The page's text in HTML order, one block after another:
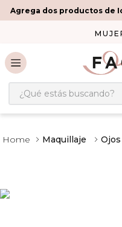
Agrega dos productos de
¿Qué estás buscando?
Maquillaje Ojos